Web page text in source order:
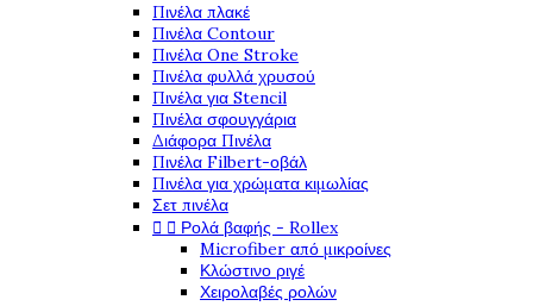
Πινέλα πλακέ
Πινέλα Contour
Πινέλα One Stroke
Πινέλα φυλλά χρυσού
Πινέλα για Stencil
Πινέλα σφουγγάρια
Διάφορα Πινέλα
Πινέλα Filbert-οβάλ
Πινέλα για χρώματα κιμωλίας
Σετ πινέλα
  Ρολά βαφής - Rollex
Microfiber από μικροίνες
Κλώστινο ριγέ
Χειρολαβές ρολών